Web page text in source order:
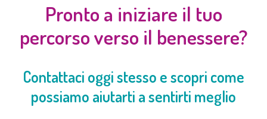
Pronto a iniziare il tuo
percorso verso il benessere?
Contattaci oggi stesso e scopri come
possiamo aiutarti a sentirti meglio